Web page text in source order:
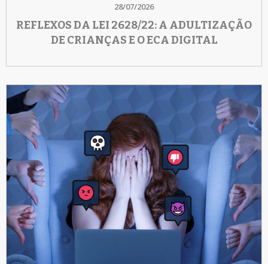
28/07/2026
REFLEXOS DA LEI 2628/22: A ADULTIZAÇÃO
DE CRIANÇAS E O ECA DIGITAL